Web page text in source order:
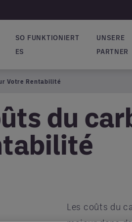
SO FUNKTIONIERT
ES
UNSERE
PARTNER
Votre Rentabilité
du
Les coûts du